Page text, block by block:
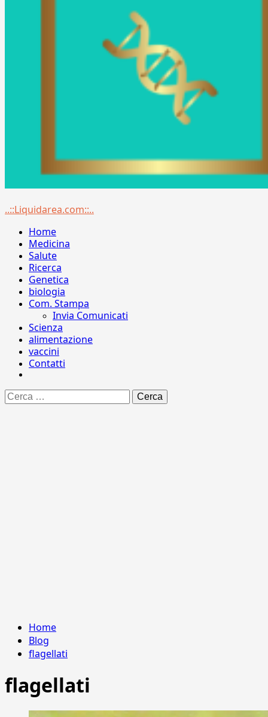
Menu
..::Liquidarea.com::..
Home
Medicina
Salute
Ricerca
Genetica
biologia
Com. Stampa
Invia Comunicati
Scienza
alimentazione
vaccini
Contatti
Ricerca
per:
Home
Blog
flagellati
flagellati